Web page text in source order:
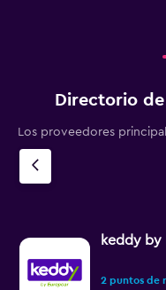
Directorio
Los proveedores
keddy by
2 puntos de